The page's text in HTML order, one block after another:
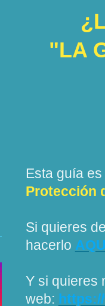
"LA
Esta guía
Protección
Si quieres
hacerlo
Y si quieres
web: